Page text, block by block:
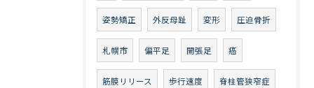
姿勢矯正 外反母趾 変形 圧迫骨折
札幌市 偏平足 開張足 癌
筋膜リリース 歩行速度 脊柱管狭窄症